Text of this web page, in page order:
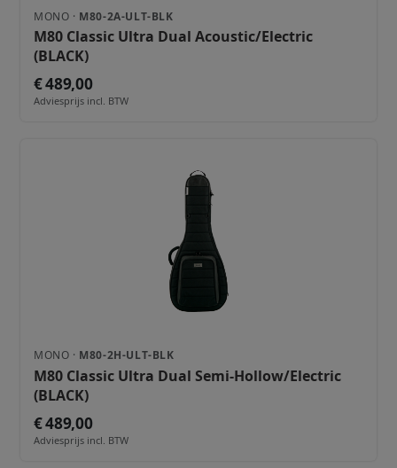
MONO · M80-2A-ULT-BLK
M80 Classic Ultra Dual Acoustic/Electric
(BLACK)
€ 489,00
Adviesprijs incl. BTW
MONO · M80-2H-ULT-BLK
M80 Classic Ultra Dual Semi-Hollow/Electric
(BLACK)
€ 489,00
Adviesprijs incl. BTW